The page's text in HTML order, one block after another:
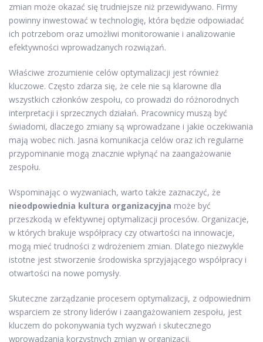
zmian może okazać się trudniejsze niż przewidywano. Firmy
powinny inwestować w technologię, która będzie odpowiadać
ich potrzebom oraz umożliwi monitorowanie i analizowanie
efektywności wprowadzanych rozwiązań.
Właściwe zrozumienie celów optymalizacji jest również
kluczowe. Często zdarza się, że cele nie są klarowne dla
wszystkich członków zespołu, co prowadzi do różnorodnych
interpretacji i sprzecznych działań. Pracownicy muszą być
świadomi, dlaczego zmiany są wprowadzane i jakie oczekiwania
mają wobec nich. Jasna komunikacja celów oraz ich regularne
przypominanie mogą znacznie wpłynąć na zaangażowanie
zespołu.
Wspominając o wyzwaniach, warto także zaznaczyć, że
nieodpowiednia kultura organizacyjna może być
przeszkodą w efektywnej optymalizacji procesów. Organizacje,
w których brakuje współpracy czy otwartości na innowacje,
mogą mieć trudności z wdrożeniem zmian. Dlatego niezwykle
istotne jest stworzenie środowiska sprzyjającego współpracy i
otwartości na nowe pomysły.
Skuteczne zarządzanie procesem optymalizacji, z odpowiednim
wsparciem ze strony liderów i zaangażowaniem zespołu, jest
kluczem do pokonywania tych wyzwań i skutecznego
wprowadzania korzystnych zmian w organizacji.